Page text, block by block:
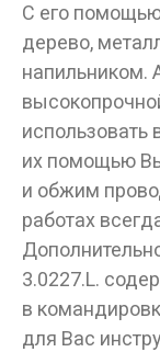
С его
дерево,
напильником.
использовать
их помощью
и обжим
работах
3.0227.L.
в
для Вас